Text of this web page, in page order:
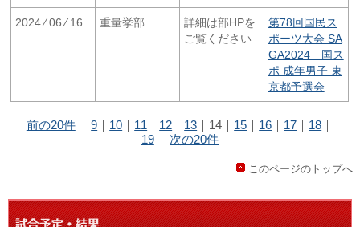
2024 ⁄ 06 ⁄ 16 重量挙部
詳細は部HPを
ご覧ください
第78回国民ス
ポーツ大会 SA
GA2024 国ス
ポ 成年男子 東
京都予選会
前の20件 9 ｜ 10 ｜ 11 ｜ 12 ｜ 13 ｜ 14 ｜ 15 ｜ 16 ｜ 17 ｜ 18 ｜
19
次の20件
このページのトップへ